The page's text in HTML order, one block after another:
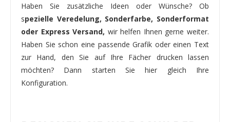
Haben Sie zusätzliche Ideen oder Wünsche? Ob
spezielle Veredelung, Sonderfarbe, Sonderformat
oder Express Versand, wir helfen Ihnen gerne weiter.
Haben Sie schon eine passende Grafik oder einen Text
zur Hand, den Sie auf Ihre Fächer drucken lassen
möchten? Dann starten Sie hier gleich Ihre
Konfiguration.